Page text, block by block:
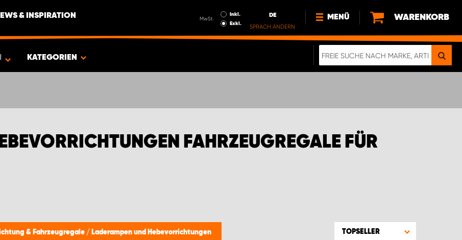
& INSPIRATION MwSt.
Inkl.
Exkl.
DE
SPRACH ÄNDERN
MENÜ
NEWS
WARENKORB
TRANSPORTER
KATEGORIEN
FAHRZEUGREGALE FÜR
& Fahrzeugregale / Laderampen und Hebevorrichtungen TOPSELLER